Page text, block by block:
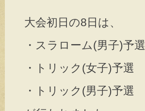
大会初日の8日は、
・スラローム(男子)予選
・トリック(女子)予選
・トリック(男子)予選